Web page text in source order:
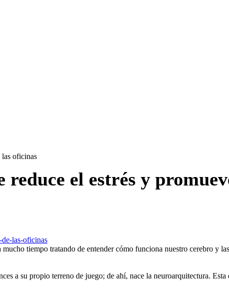
las oficinas
el estrés y
tiempo tratando de entender cómo funciona nuestro cerebro y
a su propio terreno de juego; de ahí, nace la neuroarquitectura.